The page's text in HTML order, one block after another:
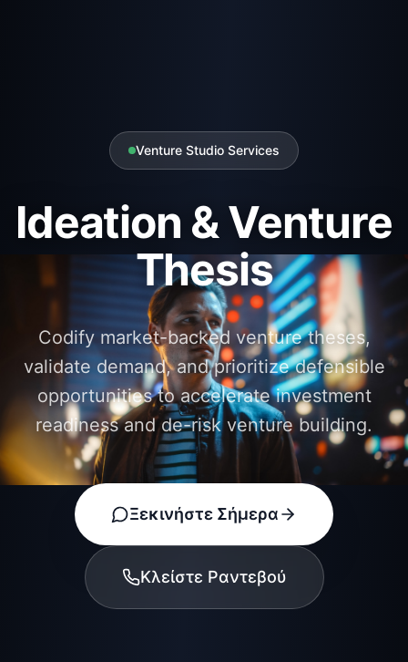
Venture Studio Services
Ideation & Venture
Thesis
Codify market-backed venture theses,
validate demand, and prioritize defensible
opportunities to accelerate investment
readiness and de-risk venture building.
Ξεκινήστε Σήμερα
Κλείστε Ραντεβού